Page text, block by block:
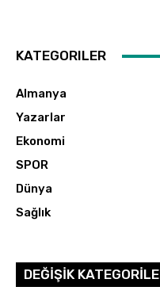
KATEGORILER
Almanya
Yazarlar
Ekonomi
SPOR
Dünya
Sağlık
DEĞİŞİK